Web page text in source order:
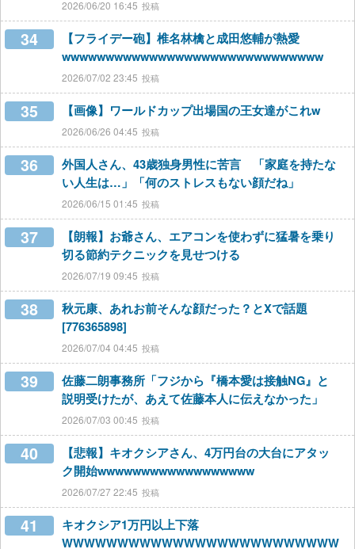
2026/06/20 16:45
34
【フライデー砲】椎名林檎と成田悠輔が熱愛
wwwwwwwwwwwwwwwwwwwwwwwwwwwwww
2026/07/02 23:45
35 【画像】ワールドカップ出場国の王女達がこれw
2026/06/26 04:45
36
外国人さん、43歳独身男性に苦言 「家庭を持たな
い人生は…」「何のストレスもない顔だね」
2026/06/15 01:45
37
【朗報】お爺さん、エアコンを使わずに猛暑を乗り
切る節約テクニックを見せつける
2026/07/19 09:45
38
秋元康、あれお前そんな顔だった？とXで話題
[776365898]
2026/07/04 04:45
39
佐藤二朗事務所「フジから『橋本愛は接触NG』と
説明受けたが、あえて佐藤本人に伝えなかった」
2026/07/03 00:45
40
【悲報】キオクシアさん、4万円台の大台にアタッ
ク開始wwwwwwwwwwwwwwwwww
2026/07/27 22:45
41
キオクシア1万円以上下落
WWWWWWWWWWWWWWWWWWWWWWWWW